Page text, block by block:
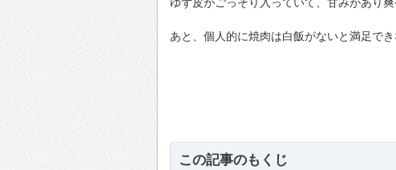
あと、個人的に焼肉は白飯がないと満足で
この記事のもくじ